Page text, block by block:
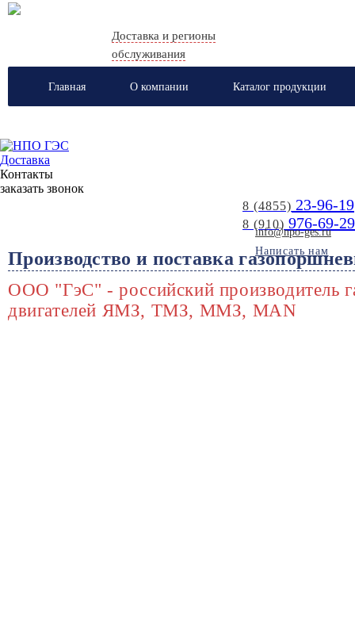
Доставка и регионы
обслуживания
Главная О компании Каталог продукции
Доставка
Контакты
8 (4855) 23-96-19
8 (910) 976-69-29
заказать звонок
info@npo-ges.ru
Написать нам
Производство и поставка
ООО "ГэС" - российский производитель
двигателей ЯМЗ, ТМЗ, ММЗ, MAN